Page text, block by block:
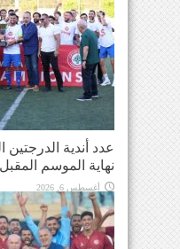
عدد أندية الدرجتين
نهاية الموسم المقبل
أغسطس 6, 2026